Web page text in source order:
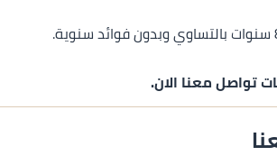
تواصل معنا الان.